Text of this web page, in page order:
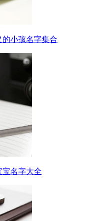
小孩名字集合
名字大全